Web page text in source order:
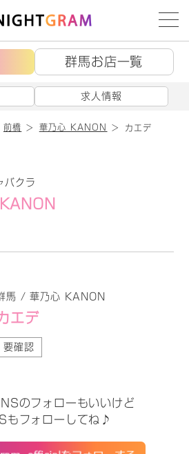
群馬お店一覧
求人情報
前橋 華乃心 KANON カエデ
バクラ
馬 / 華乃心 KANON
エデ
要確認
のフォローもいいけど
もフォローしてね♪